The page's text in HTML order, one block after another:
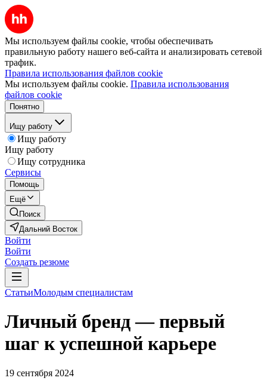
Мы используем файлы cookie, чтобы обеспечивать
правильную работу нашего веб-сайта и анализировать сетевой
трафик.
Правила использования файлов cookie
Мы используем файлы cookie. Правила использования
файлов cookie
Понятно
Ищу работу
Ищу работу
Ищу работу
Ищу сотрудника
Сервисы
Помощь
Ещё
Поиск
Дальний Восток
Войти
Войти
Создать резюме
СтатьиМолодым специалистам
Личный бренд — первый
шаг к успешной карьере
19 сентября 2024